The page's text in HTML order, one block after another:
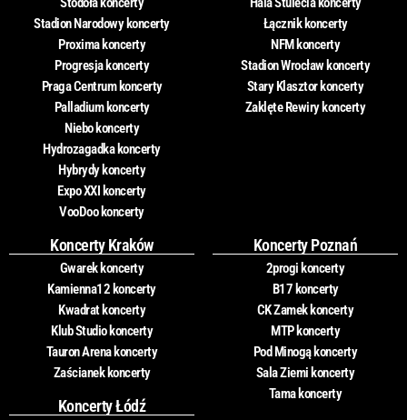
Stadion Narodowy koncerty
Proxima koncerty
Progresja koncerty
Praga Centrum koncerty
Palladium koncerty
Niebo koncerty
Hydrozagadka koncerty
Hybrydy koncerty
Expo XXI koncerty
VooDoo koncerty
Łącznik koncerty
NFM koncerty
Stadion Wrocław koncerty
Stary Klasztor koncerty
Zaklęte Rewiry koncerty
Koncerty Kraków
Gwarek koncerty
Kamienna12 koncerty
Kwadrat koncerty
Klub Studio koncerty
Tauron Arena koncerty
Zaścianek koncerty
Koncerty Łódź
Koncerty Poznań
2progi koncerty
B17 koncerty
CK Zamek koncerty
MTP koncerty
Pod Minogą koncerty
Sala Ziemi koncerty
Tama koncerty